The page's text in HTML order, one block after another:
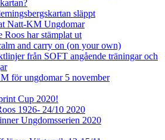
släppt
Natt-KM Ungdomar
Roos har stämplat ut
and carry on (on your own)
från SOFT angående träningar och
för ungdomar 5 november
Cup 2020!
1926- 24/10 2020
Ungdomsserien 2020